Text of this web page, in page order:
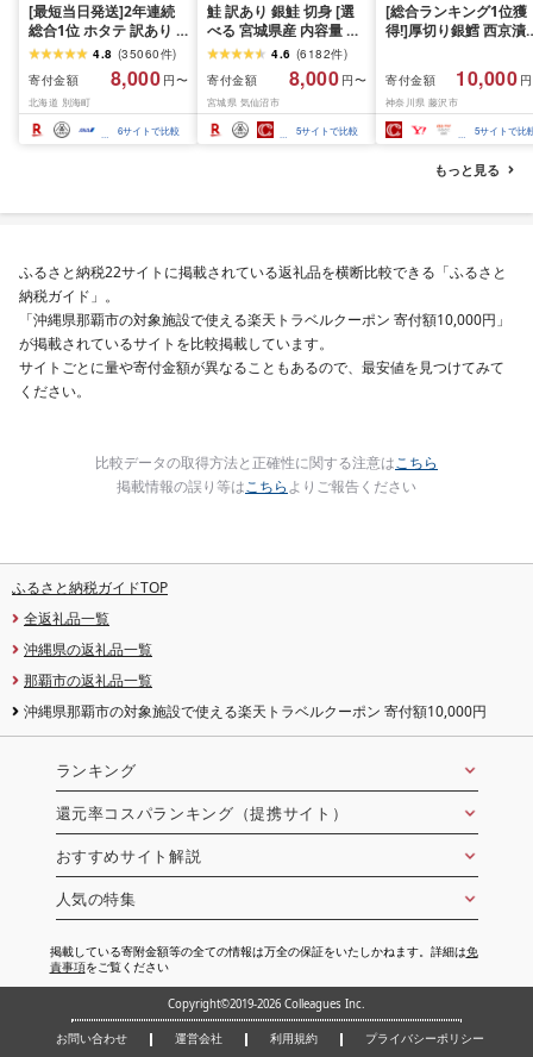
[最短当日発送]2年連続
総合1位 ホタテ 訳あり (
ふるさと納税 ほたて ふ
るさと納税 訳あり 帆立
ふるさと わけあり ホタ
テ貝柱 貝 人気 不揃い 刺
身 規格外 魚介 ランキン
グ 海鮮 冷凍 発送時期が
4.8 (35060件)
寄付金額
8,000 円〜
北海道 別海町
6サイトで比較
鮭 訳あり 銀鮭 切身 [選
べる 宮城県産 内容量 発
送回数 発送月] [宮城東洋
宮城県 気仙沼市
20566318] 宮城県産 海
鮮 訳アリ 規格外 不揃い
さけ サケ 鮭切身 シャケ
切り身 冷凍 家庭用 おか
4.6 (6182件)
寄付金額
8,000 円〜
宮城県 気仙沼市
5サイトで比較
[総合ランキング1位獲
得!]厚切り銀鱈 西京漬
約 1,000g (約 100g ×
切) 西京味噌 西京みそ
噌漬け みそ 味噌 鮮魚
介 銀だら 銀ダラ ギン
ラ ぎんだら 鱈 タラ 魚
西京焼き 西京漬 西京
き 冷凍 厳選 鮮魚 漬け
礼品 おかず おつまみ
南 藤沢
寄付金額 10,000
神奈川県 藤沢市
5サイトで比
もっと見る
ふるさと納税22サイトに掲載されている返礼品を横断比較できる「ふるさと
納税ガイド」。
「沖縄県那覇市の対象施設で使える楽天トラベルクーポン 寄付額10,000円」
が掲載されているサイトを比較掲載しています。
サイトごとに量や寄付金額が異なることもあるので、最安値を見つけてみて
ください。
比較データの取得方法と正確性に関する注意はこちら
掲載情報の誤り等はこちらよりご報告ください
ふるさと納税ガイドTOP
全返礼品一覧
沖縄県の返礼品一覧
那覇市の返礼品一覧
沖縄県那覇市の対象施設で使える楽天トラベルクーポン 寄付額10,000円
ランキング
還元率コスパランキング（提携サイト）
おすすめサイト解説
人気の特集
掲載している寄附金額等の全ての情報は万全の保証をいたしかねます。詳細は免
責事項をご覧ください
Copyright©2019-2026 Colleagues Inc.
お問い合わせ 運営会社 利用規約 プライバシーポリシー